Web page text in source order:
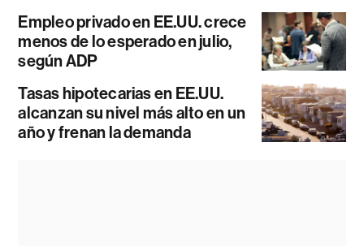
Empleo privado en EE.UU. crece
menos de lo esperado en julio,
según ADP
Tasas hipotecarias en EE.UU.
alcanzan su nivel más alto en un
año y frenan la demanda